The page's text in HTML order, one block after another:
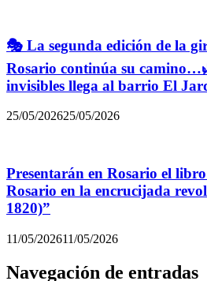
🎭 La segunda edición de la
Rosario continúa su
invisibles llega al barrio El
25/05/202625/05/2026
Presentarán en Rosario el
Rosario en la encrucijada
1820)”
11/05/202611/05/2026
Navegación de entradas